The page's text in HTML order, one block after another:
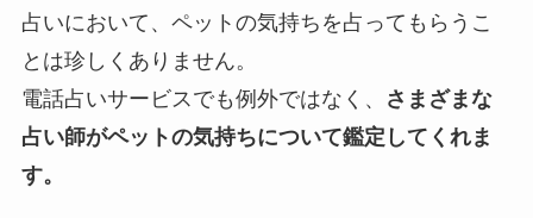
占いにおいて、ペットの気持ちを占ってもらうこ
とは珍しくありません。
電話占いサービスでも例外ではなく、
さまざまな
占い師がペットの気持ちについて鑑定してくれま
す。